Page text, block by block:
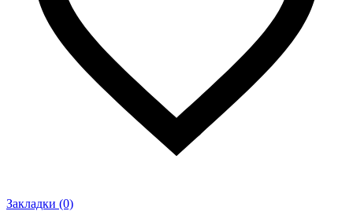
Закладки (0)